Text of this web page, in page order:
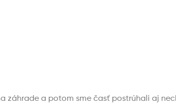
záhrade a potom sme časť postrúhali aj